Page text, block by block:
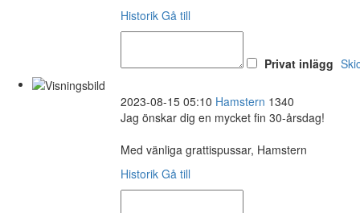
Historik Gå till
Privat inlägg
2023-08-15 05:10 Hamstern 1340
Jag önskar dig en mycket fin 30-årsdag!
Med vänliga grattispussar, Hamstern
Historik Gå till